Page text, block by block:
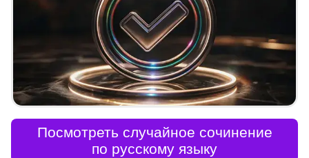
Посмотреть случайное сочинение
по русскому языку